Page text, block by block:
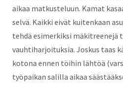
aikaa matkusteluun. Kamat
selvä. Kaikki eivät kuitenkaan
tehdä esimerkiksi mäkitreenejä
vauhtiharjoituksia. Joskus taas
kotona ennen töihin lähtöä
työpaikan salilla aikaa